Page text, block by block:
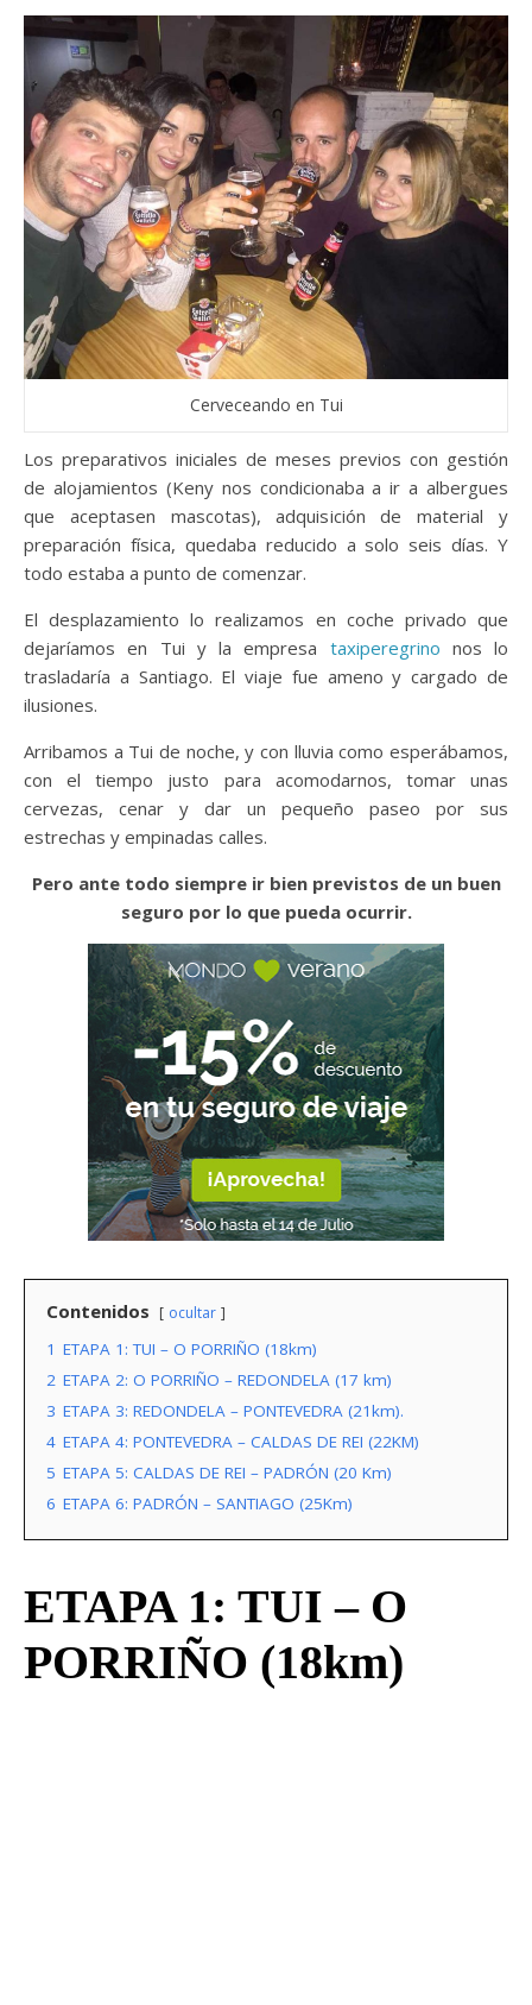
Cerveceando en Tui
Los preparativos iniciales de meses previos con gestión
de alojamientos (Keny nos condicionaba a ir a albergues
que aceptasen mascotas), adquisición de material y
preparación física, quedaba reducido a solo seis días. Y
todo estaba a punto de comenzar.
El desplazamiento lo realizamos en coche privado que
dejaríamos en Tui y la empresa taxiperegrino nos lo
trasladaría a Santiago. El viaje fue ameno y cargado de
ilusiones.
Arribamos a Tui de noche, y con lluvia como esperábamos,
con el tiempo justo para acomodarnos, tomar unas
cervezas, cenar y dar un pequeño paseo por sus
estrechas y empinadas calles.
Pero ante todo siempre ir bien previstos de un buen
seguro por lo que pueda ocurrir.
Contenidos ocultar
1 ETAPA 1: TUI – O PORRIÑO (18km)
2 ETAPA 2: O PORRIÑO – REDONDELA (17 km)
3 ETAPA 3: REDONDELA – PONTEVEDRA (21km).
4 ETAPA 4: PONTEVEDRA – CALDAS DE REI (22KM)
5 ETAPA 5: CALDAS DE REI – PADRÓN (20 Km)
6 ETAPA 6: PADRÓN – SANTIAGO (25Km)
ETAPA 1: TUI – O
PORRIÑO (18km)